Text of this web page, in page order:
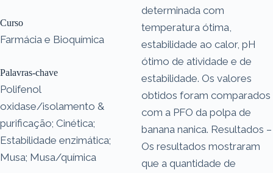
Curso
Farmácia e Bioquímica
Palavras-chave
Polifenol
oxidase/isolamento &
purificação; Cinética;
Estabilidade enzimática;
Musa; Musa/química
determinada com
temperatura ótima,
estabilidade ao calor, pH
ótimo de atividade e de
estabilidade. Os valores
obtidos foram comparados
com a PFO da polpa de
banana nanica. Resultados –
Os resultados mostraram
que a quantidade de